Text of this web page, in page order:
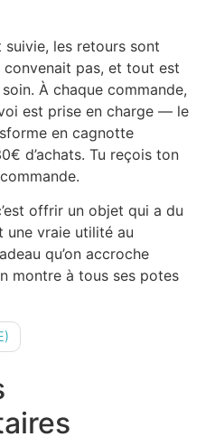
les retours sont
pas, et tout est
À chaque commande,
est prise en charge — le
en cagnotte
d’achats. Tu reçois ton
offrir un objet qui a du
une vraie utilité au
qu’on accroche
montre à tous ses potes